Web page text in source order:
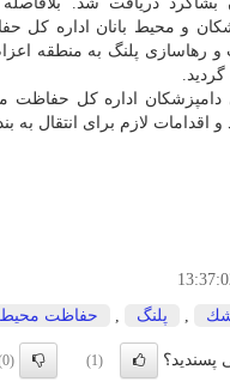
و محیط بانان اداره
رهاسازی پلنگ به منطقه
لازم برای انتقال به
پلنگ حفاظت
پسندید؟ (1)
(0)